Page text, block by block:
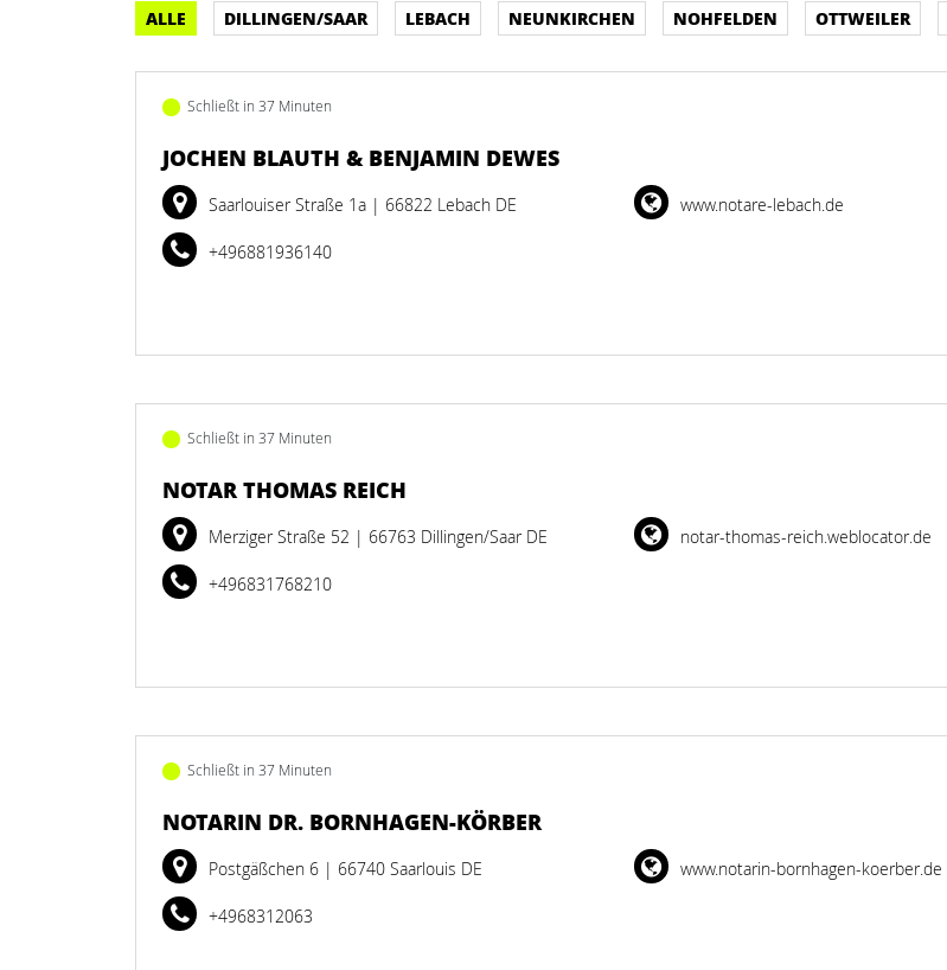
ALLE DILLINGEN/SAAR LEBACH NEUNKIRCHEN NOHFELDEN OTTWEILER
Schließt in 37 Minuten
JOCHEN BLAUTH & BENJAMIN DEWES
Saarlouiser Straße 1a | 66822 Lebach DE
+496881936140
www.notare-lebach.de
Schließt in 37 Minuten
NOTAR THOMAS REICH
Merziger Straße 52 | 66763 Dillingen/Saar DE
+496831768210
notar-thomas-reich.weblocator.de
Schließt in 37 Minuten
NOTARIN DR. BORNHAGEN-KÖRBER
Postgäßchen 6 | 66740 Saarlouis DE
+4968312063
www.notarin-bornhagen-koerber.de